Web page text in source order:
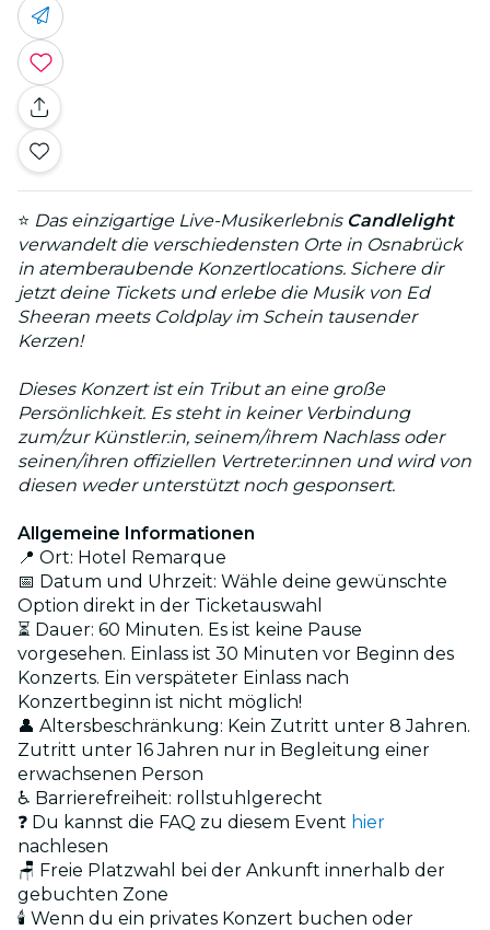
⭐ Das einzigartige Live-Musikerlebnis Candlelight
verwandelt die verschiedensten Orte in Osnabrück
in atemberaubende Konzertlocations. Sichere dir
jetzt deine Tickets und erlebe die Musik von Ed
Sheeran meets Coldplay im Schein tausender
Kerzen!
Dieses Konzert ist ein Tribut an eine große
Persönlichkeit. Es steht in keiner Verbindung
zum/zur Künstler:in, seinem/ihrem Nachlass oder
seinen/ihren offiziellen Vertreter:innen und wird von
diesen weder unterstützt noch gesponsert.
Allgemeine Informationen
📍 Ort: Hotel Remarque
📅 Datum und Uhrzeit: Wähle deine gewünschte
Option direkt in der Ticketauswahl
⏳ Dauer: 60 Minuten. Es ist keine Pause
vorgesehen. Einlass ist 30 Minuten vor Beginn des
Konzerts. Ein verspäteter Einlass nach
Konzertbeginn ist nicht möglich!
👤 Altersbeschränkung: Kein Zutritt unter 8 Jahren.
Zutritt unter 16 Jahren nur in Begleitung einer
erwachsenen Person
♿ Barrierefreiheit: rollstuhlgerecht
❓ Du kannst die FAQ zu diesem Event hier
nachlesen
🪑 Freie Platzwahl bei der Ankunft innerhalb der
gebuchten Zone
🕯️ Wenn du ein privates Konzert buchen oder